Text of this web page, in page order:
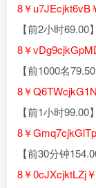
8￥u7JEcjkt6vB
【前2小时
8￥
【前1000名
8￥
【前1小时99.00
8￥
【前30分钟
8￥0cJXcjktLZj